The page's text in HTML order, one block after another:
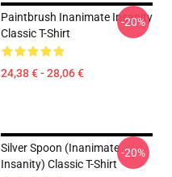
Paintbrush Inanimate Insanity
Classic T-Shirt
24,38 € - 28,06 €
-20%
Silver Spoon (Inanimate
Insanity) Classic T-Shirt
-20%